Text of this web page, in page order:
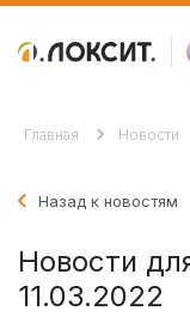
Главная Новости
Назад к новостям
Новости
11.03.2022